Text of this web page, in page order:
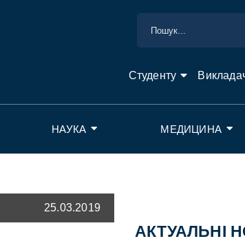
Студенту
НАУКА МЕДИЦИНА
25.03.2019
АКТУАЛЬНІ